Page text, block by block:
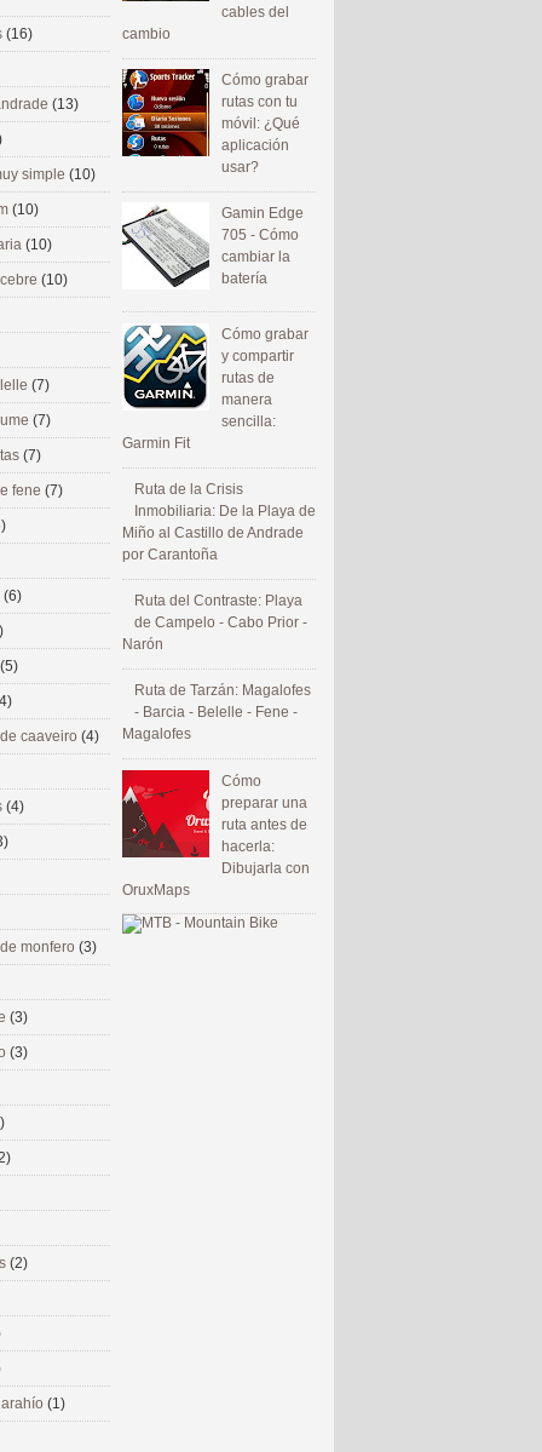
cables del
cambio
Cómo grabar
rutas con tu
móvil: ¿Qué
aplicación
usar?
Gamin Edge
705 - Cómo
cambiar la
batería
Cómo grabar
y compartir
rutas de
manera
sencilla:
Garmin Fit
Ruta de la Crisis
Inmobiliaria: De la Playa de
Miño al Castillo de Andrade
por Carantoña
Ruta del Contraste: Playa
de Campelo - Cabo Prior -
Narón
Ruta de Tarzán: Magalofes
- Barcia - Belelle - Fene -
Magalofes
Cómo
preparar una
ruta antes de
hacerla:
Dibujarla con
OruxMaps
(16)
(13)
simple (10)
(10)
(10)
(10)
(7)
(7)
(7)
fene (7)
(6)
(5)
caaveiro (4)
(4)
monfero (3)
(3)
(3)
(2)
(1)